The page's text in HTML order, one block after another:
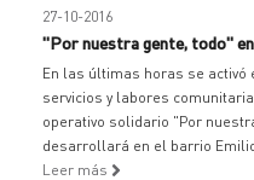
27-10-2016
"Por nuestra gente, todo"
En las últimas horas se activó
servicios y labores
operativo solidario "Por
desarrollará en el barrio
Leer más